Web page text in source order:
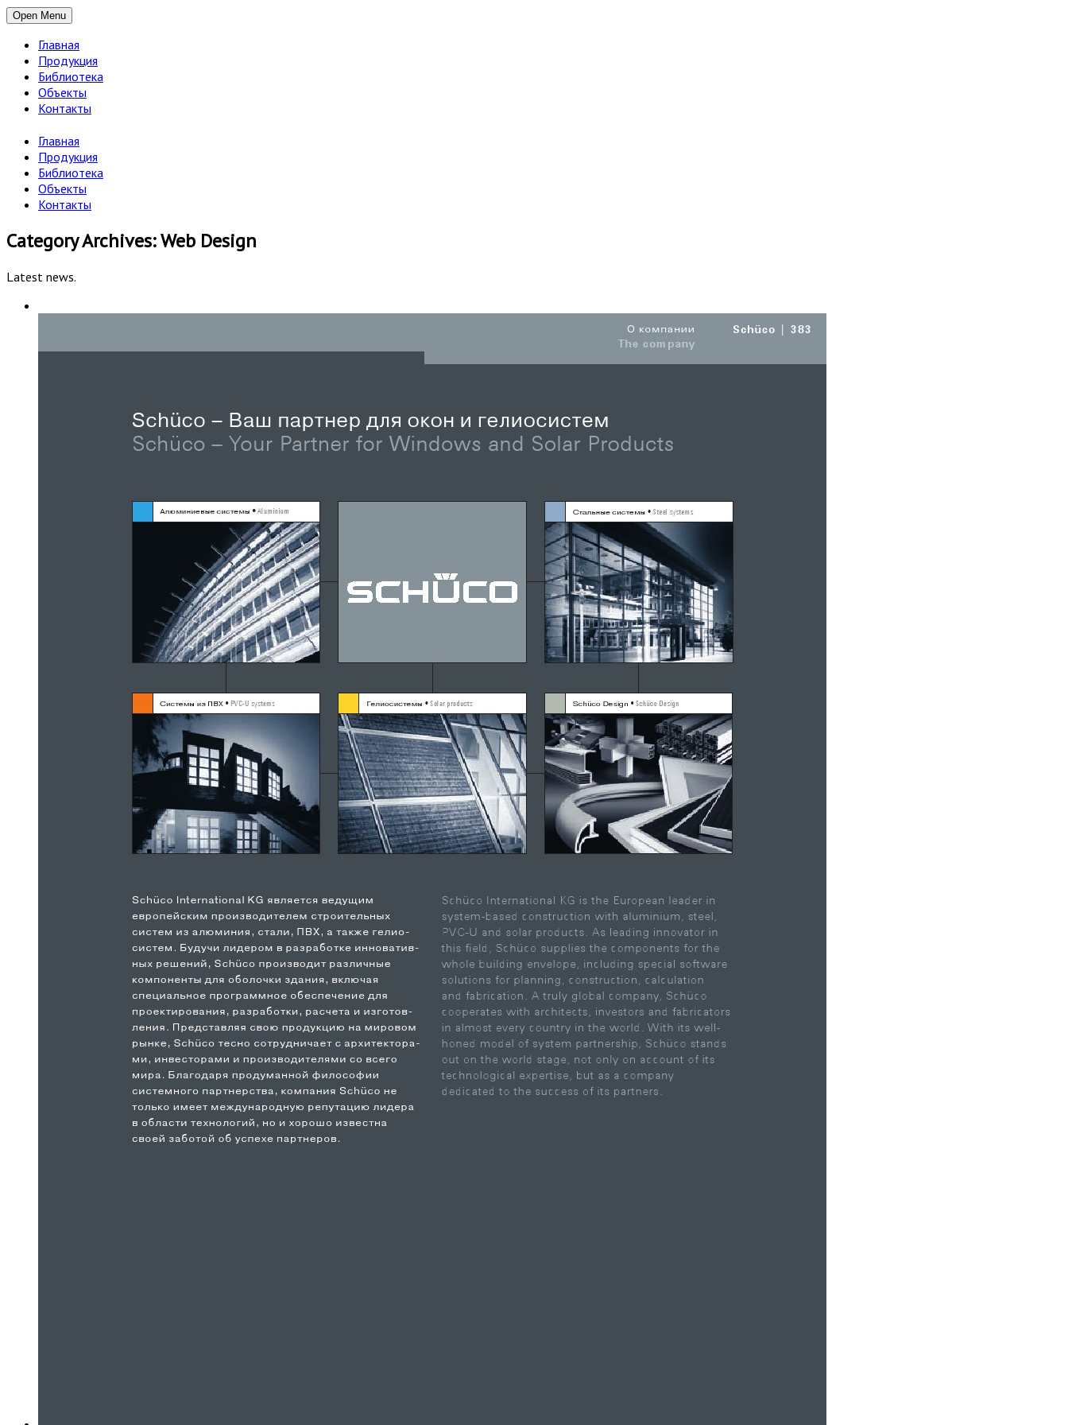
Open Menu
Главная
Продукция
Библиотека
Объекты
Контакты
Главная
Продукция
Библиотека
Объекты
Контакты
Category Archives: Web Design
Latest news.